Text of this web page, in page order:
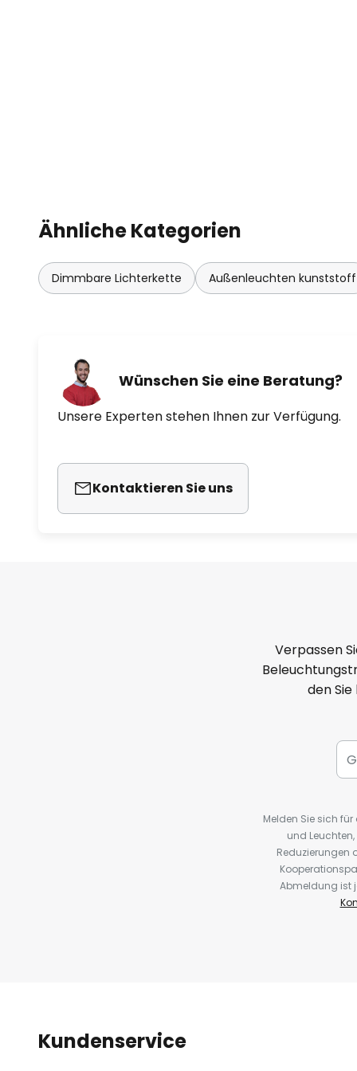
Ähnliche Kategorien
Dimmbare Lichterkette Außenleuchten kunststoff
Wünschen Sie eine Beratung?
Unsere Experten stehen Ihnen zur Verfügung.
Kontaktieren Sie uns
Verpassen
den
Melden Sie sich
und
Reduzierungen
Abmeldung ist
Kundenservice